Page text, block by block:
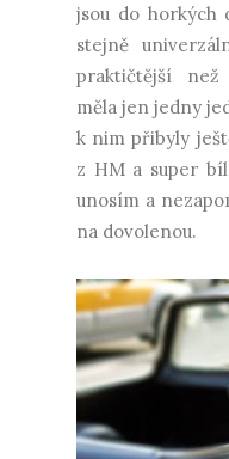
jsou do horkých
stejně
praktičtější než
měla jen jedny
k nim přibyly
z HM a super
unosím a
na dovolenou.